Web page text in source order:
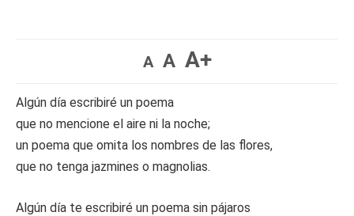
A A A+
Algún día escribiré un poema
que no mencione el aire ni la noche;
un poema que omita los nombres de las flores,
que no tenga jazmines o magnolias.
Algún día te escribiré un poema sin pájaros